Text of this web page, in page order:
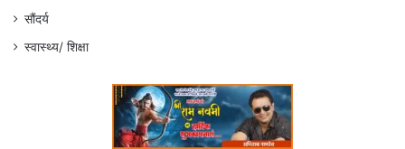
सौंदर्य
स्वास्थ्य/ शिक्षा